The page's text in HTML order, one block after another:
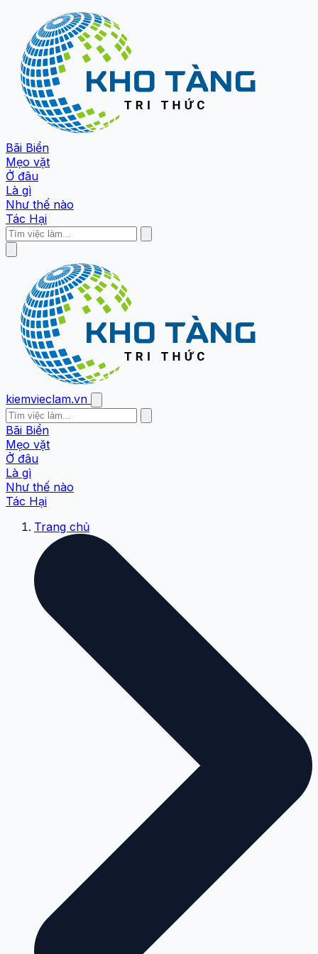
Bãi Biển
Mẹo vặt
Ở đâu
Là gì
Như thế nào
Tác Hại
kiemvieclam.vn
Bãi Biển
Mẹo vặt
Ở đâu
Là gì
Như thế nào
Tác Hại
Trang chủ